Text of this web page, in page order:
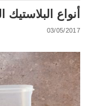
أنواع
03/05/2017